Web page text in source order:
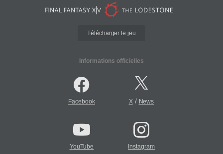
Télécharger le jeu
Informations officielles
Facebook X/ News
YouTube Instagram